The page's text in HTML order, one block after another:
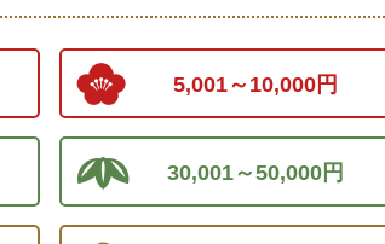
5,001～10,000円
30,001～50,000円